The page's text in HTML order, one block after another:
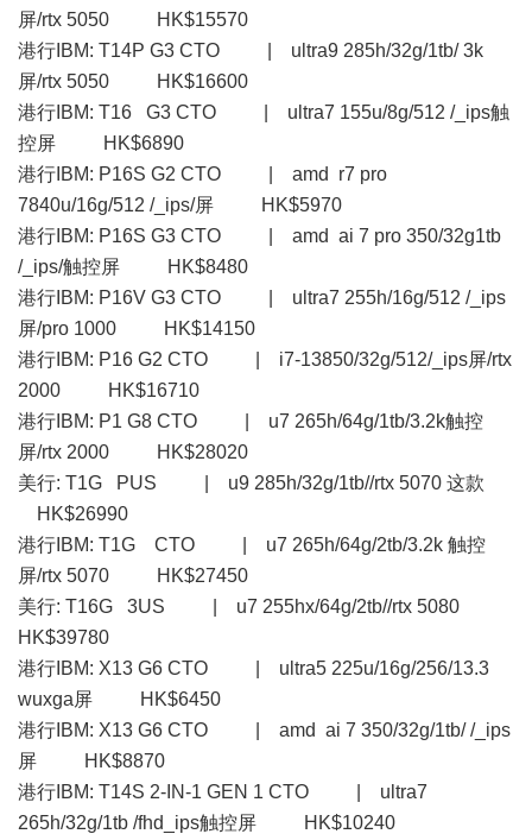
屏/rtx 5050 HK$15570
港行IBM: T14P G3 CTO | ultra9 285h/32g/1tb/ 3k
屏/rtx 5050 HK$16600
港行IBM: T16 G3 CTO | ultra7 155u/8g/512 /_ips触
控屏 HK$6890
港行IBM: P16S G2 CTO | amd r7 pro
7840u/16g/512 /_ips/屏 HK$5970
港行IBM: P16S G3 CTO | amd ai 7 pro 350/32g1tb
/_ips/触控屏 HK$8480
港行IBM: P16V G3 CTO | ultra7 255h/16g/512 /_ips
屏/pro 1000 HK$14150
港行IBM: P16 G2 CTO | i7-13850/32g/512/_ips屏/rtx
2000 HK$16710
港行IBM: P1 G8 CTO | u7 265h/64g/1tb/3.2k触控
屏/rtx 2000 HK$28020
美行: T1G PUS | u9 285h/32g/1tb//rtx 5070 这款
HK$26990
港行IBM: T1G CTO | u7 265h/64g/2tb/3.2k 触控
屏/rtx 5070 HK$27450
美行: T16G 3US | u7 255hx/64g/2tb//rtx 5080
HK$39780
港行IBM: X13 G6 CTO | ultra5 225u/16g/256/13.3
wuxga屏 HK$6450
港行IBM: X13 G6 CTO | amd ai 7 350/32g/1tb/ /_ips
屏 HK$8870
港行IBM: T14S 2-IN-1 GEN 1 CTO | ultra7
265h/32g/1tb /fhd_ips触控屏 HK$10240